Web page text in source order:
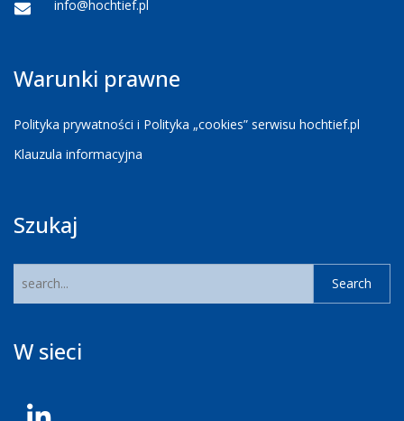
info@hochtief.pl
Warunki prawne
Polityka prywatności i Polityka „cookies” serwisu hochtief.pl
Klauzula informacyjna
Szukaj
W sieci